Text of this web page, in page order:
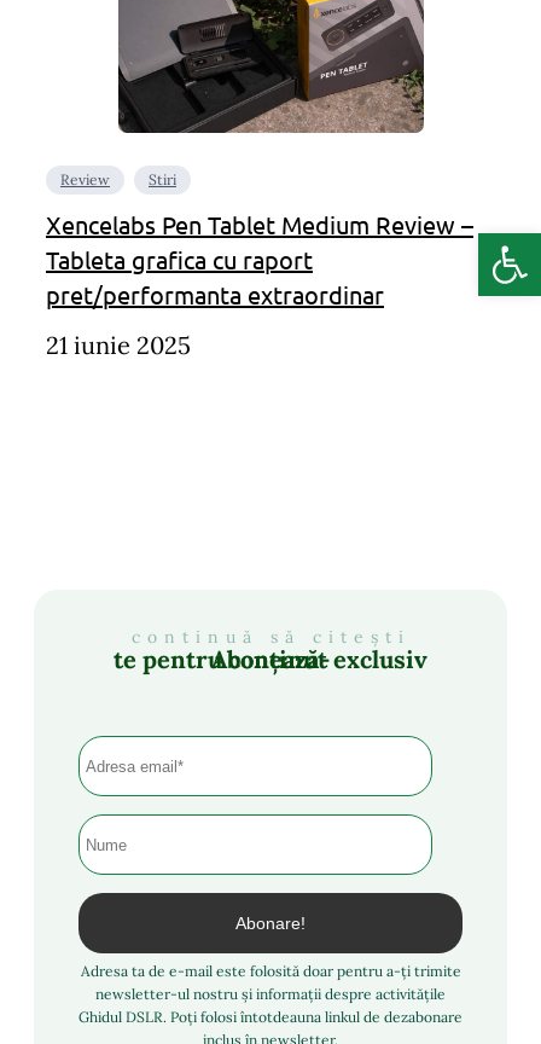
Review Stiri
Xencelabs Pen Tablet Medium Review –
Tableta grafica cu raport
pret/performanta extraordinar
21 iunie 2025
continuă să citești
Abonează-te pentru conținut exclusiv
Adresa ta de e-mail este folosită doar pentru a-ți trimite
newsletter-ul nostru și informații despre activitățile
Ghidul DSLR. Poți folosi întotdeauna linkul de dezabonare
inclus în newsletter.